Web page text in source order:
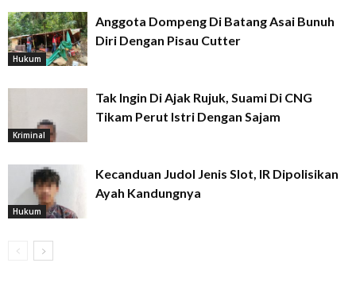
Hukum
Anggota Dompeng Di Batang Asai Bunuh
Diri Dengan Pisau Cutter
Kriminal
Tak Ingin Di Ajak Rujuk, Suami Di CNG
Tikam Perut Istri Dengan Sajam
Hukum
Kecanduan Judol Jenis Slot, IR Dipolisikan
Ayah Kandungnya